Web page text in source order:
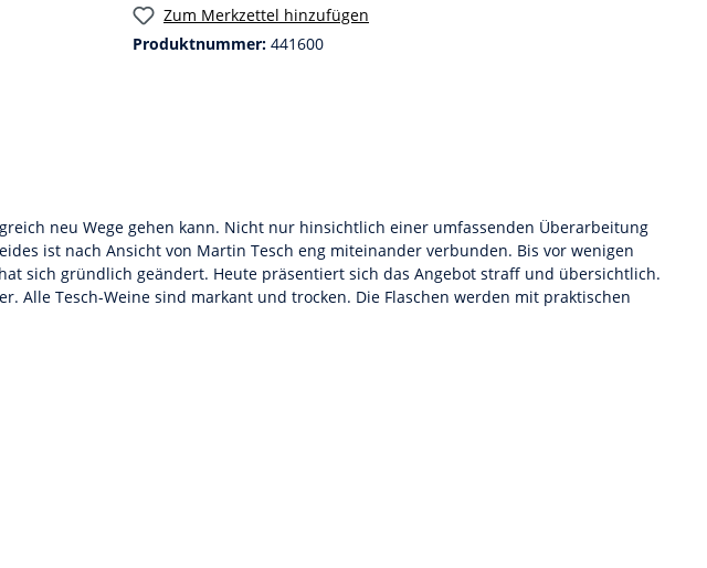
Zum Merkzettel hinzufügen
Produktnummer: 441600
neu Wege gehen kann. Nicht nur hinsichtlich einer umfassenden Überarbeitung
ist nach Ansicht von Martin Tesch eng miteinander verbunden. Bis vor wenigen
sich gründlich geändert. Heute präsentiert sich das Angebot straff und übersichtlich.
Alle Tesch-Weine sind markant und trocken. Die Flaschen werden mit praktischen